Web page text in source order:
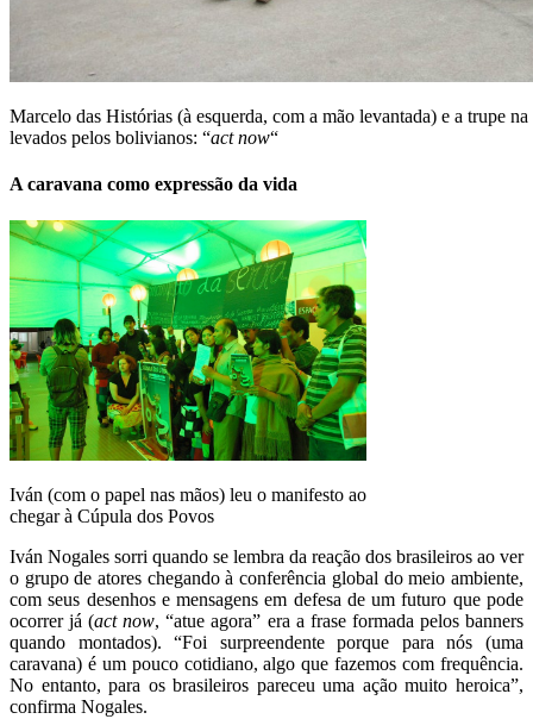
Marcelo das Histórias (à esquerda, com a mão levantada) e a trupe
levados pelos bolivianos: “act now“
A caravana como expressão da vida
Iván (com o papel nas mãos) leu o manifesto ao
chegar à Cúpula dos Povos
Iván Nogales sorri quando se lembra da reação dos brasileiros ao ver
o grupo de atores chegando à conferência global do meio ambiente,
com seus desenhos e mensagens em defesa de um futuro que pode
ocorrer já (act now, “atue agora” era a frase formada pelos banners
quando montados). “Foi surpreendente porque para nós (uma
caravana) é um pouco cotidiano, algo que fazemos com frequência.
No entanto, para os brasileiros pareceu uma ação muito heroica”,
confirma Nogales.